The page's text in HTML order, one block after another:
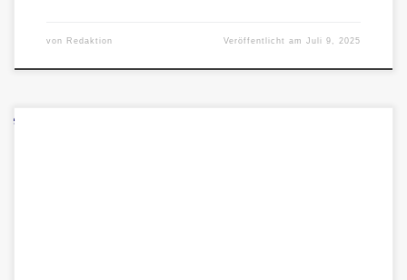
von Redaktion Veröffentlicht amJuli 9, 2025